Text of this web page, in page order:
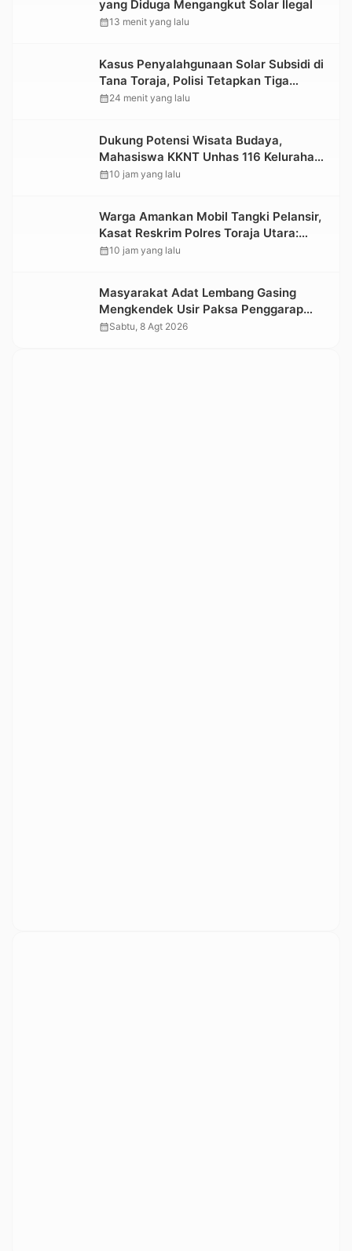
yang Diduga Mengangkut Solar Ilegal
calendar_month13 menit yang lalu
Kasus Penyalahgunaan Solar Subsidi di
Tana Toraja, Polisi Tetapkan Tiga
Tersangka Baru
calendar_month24 menit yang lalu
Dukung Potensi Wisata Budaya,
Mahasiswa KKNT Unhas 116 Kelurahan
Nonongan Utara Pasang Papan
calendar_month10 jam yang lalu
Warga Amankan Mobil Tangki Pelansir,
Kasat Reskrim Polres Toraja Utara:
Proses Hukum Berjalan Transparan
calendar_month10 jam yang lalu
Masyarakat Adat Lembang Gasing
Mengkendek Usir Paksa Penggarap
yang Rusak Kawasan Hutan
calendar_monthSabtu, 8 Agt 2026